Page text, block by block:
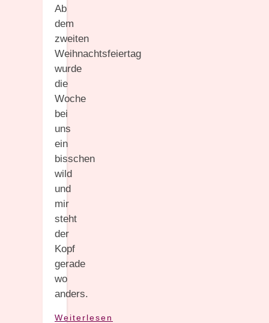
Ab
dem
zweiten
Weihnachtsfeiertag
wurde
die
Woche
bei
uns
ein
bisschen
wild
und
mir
steht
der
Kopf
gerade
wo
anders.
Weiterlesen